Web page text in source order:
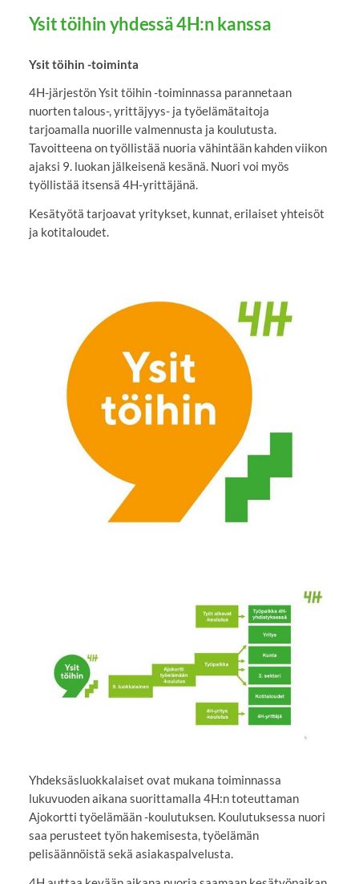
Ysit töihin yhdessä 4H:n kanssa
Ysit töihin -toiminta
4H-järjestön Ysit töihin -toiminnassa parannetaan
nuorten talous-, yrittäjyys- ja työelämätaitoja
tarjoamalla nuorille valmennusta ja koulutusta.
Tavoitteena on työllistää nuoria vähintään kahden viikon
ajaksi 9. luokan jälkeisenä kesänä. Nuori voi myös
työllistää itsensä 4H-yrittäjänä.
Kesätyötä tarjoavat yritykset, kunnat, erilaiset yhteisöt
ja kotitaloudet.
Yhdeksäsluokkalaiset ovat mukana toiminnassa
lukuvuoden aikana suorittamalla 4H:n toteuttaman
Ajokortti työelämään -koulutuksen. Koulutuksessa nuori
saa perusteet työn hakemisesta, työelämän
pelisäännöistä sekä asiakaspalvelusta.